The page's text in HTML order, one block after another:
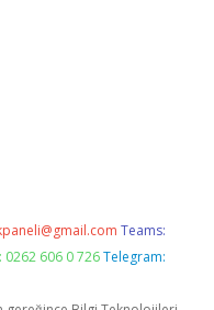
Teams:
606 0 726 Telegram: